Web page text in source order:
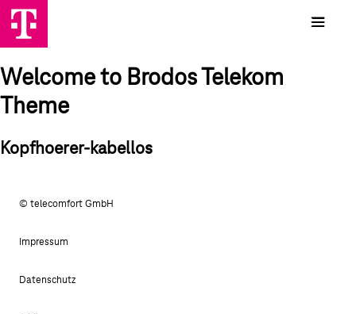
Welcome to Brodos Telekom
Theme
Kopfhoerer-kabellos
© telecomfort GmbH
Impressum
Datenschutz